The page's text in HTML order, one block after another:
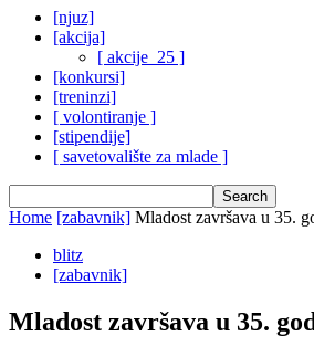
[njuz]
[akcija]
[ akcije_25 ]
[konkursi]
[treninzi]
[ volontiranje ]
[stipendije]
[ savetovalište za mlade ]
Home [zabavnik] Mladost završava u 35.
blitz
[zabavnik]
Mladost završava u 35.